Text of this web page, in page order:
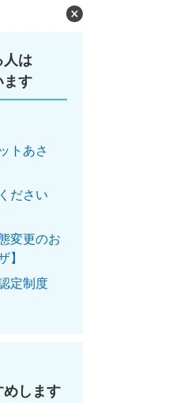
人は
ます
トあさ
ださい
変更のお
】
定制度
めします